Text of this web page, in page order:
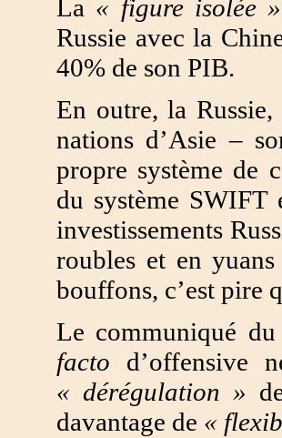
La « figure isolée »
Russie avec la
40% de son PIB.
En outre, la
nations d’Asie –
propre système de
du système
investissements
roubles et en
bouffons, c’est pire
Le communiqué
facto d’offensive
« dérégulation »
davantage de «